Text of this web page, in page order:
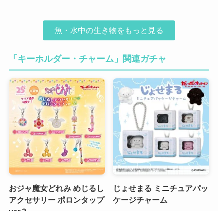
魚・水中の生き物をもっと見る
「キーホルダー・チャーム」関連ガチャ
おジャ魔女どれみ めじるし
アクセサリー ポロンタップ
じょせまる ミニチュアパッ
ケージチャーム